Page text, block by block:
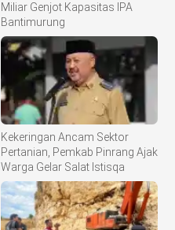
Miliar Genjot Kapasitas IPA
Bantimurung
Kekeringan Ancam Sektor
Pertanian, Pemkab Pinrang Ajak
Warga Gelar Salat Istisqa